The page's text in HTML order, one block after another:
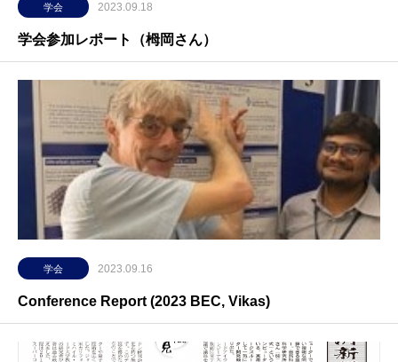
学会 2023.09.18
学会参加レポート（栂岡さん）
学会 2023.09.16
Conference Report (2023 BEC, Vikas)